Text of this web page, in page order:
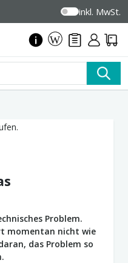
inkl. MwSt.
Problem.
momentan nicht wie
das Problem so